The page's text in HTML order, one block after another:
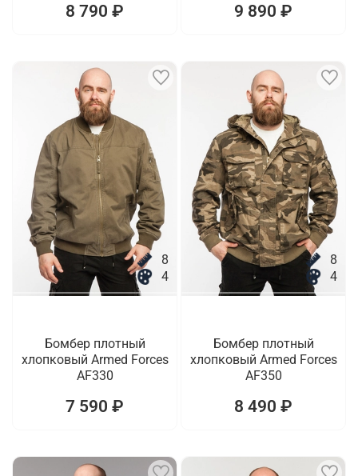
8 790 ₽ 9 890 ₽
8
4
Бомбер плотный
хлопковый Armed Forces
AF330
7 590 ₽
8
4
Бомбер плотный
хлопковый Armed Forces
AF350
8 490 ₽